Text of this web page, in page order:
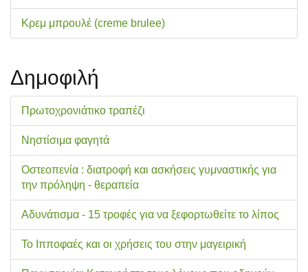
Κρεμ μπρουλέ (creme brulee)
Δημοφιλή
Πρωτοχρονιάτικο τραπέζι
Νηστίσιμα φαγητά
Οστεοπενία : διατροφή και ασκήσεις γυμναστικής για
την πρόληψη - θεραπεία
Αδυνάτισμα - 15 τροφές για να ξεφορτωθείτε το λίπος
Το Ιπποφαές και οι χρήσεις του στην μαγειρική